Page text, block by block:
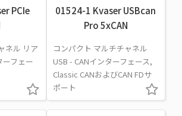
PCIe
ネル リア
ーフェー
01524-1 Kvaser USBcan
Pro 5xCAN
コンパクト マルチチャネル
USB - CANインターフェース,
Classic CANおよびCAN FDサ
ポート